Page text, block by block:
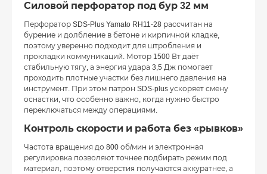
Силовой перфоратор под бур 32 мм
Перфоратор SDS-Plus Yamato RH11-28 рассчитан на
бурение и долбление в бетоне и кирпичной кладке,
поэтому уверенно подходит для штробления и
прокладки коммуникаций. Мотор 1500 Вт даёт
стабильную тягу, а энергия удара 3,5 Дж помогает
проходить плотные участки без лишнего давления на
инструмент. При этом патрон SDS-plus ускоряет смену
оснастки, что особенно важно, когда нужно быстро
переключаться между операциями.
Контроль скорости и работа без «рывков»
Частота вращения до 800 об/мин и электронная
регулировка позволяют точнее подбирать режим под
материал, поэтому отверстия получаются аккуратнее, а